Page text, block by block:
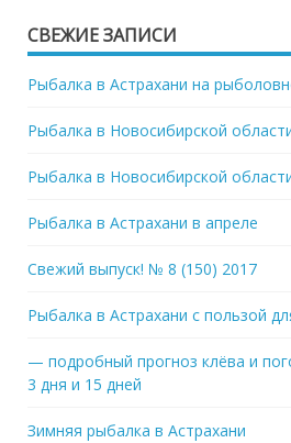
СВЕЖИЕ ЗАПИСИ
Рыбалка в Астрахани на
Рыбалка в Новосибирской
Рыбалка в Новосибирской
Рыбалка в Астрахани в апреле
Свежий выпуск! № 8 (150) 2017
Рыбалка в Астрахани с пользой
— подробный прогноз клёва и
3 дня и 15 дней
Зимняя рыбалка в Астрахани